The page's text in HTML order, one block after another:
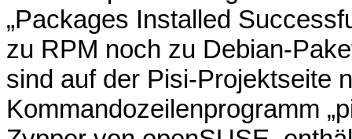
„Packages Installed
zu RPM noch zu Debian-
sind auf der Pisi-Projektseite
Kommandozeilenprogramm